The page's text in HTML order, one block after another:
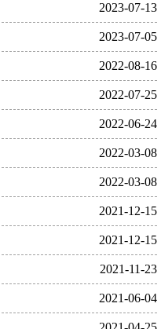
2023-07-13
2023-07-05
2022-08-16
2022-07-25
2022-06-24
2022-03-08
2022-03-08
2021-12-15
2021-12-15
2021-11-23
2021-06-04